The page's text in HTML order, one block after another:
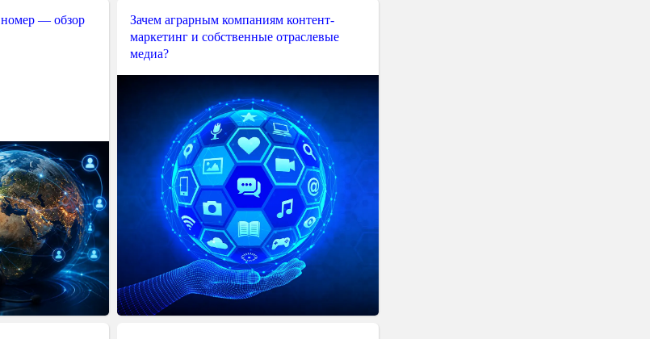
номер — обзор
Зачем аграрным компаниям контент-
маркетинг и собственные отраслевые
медиа?